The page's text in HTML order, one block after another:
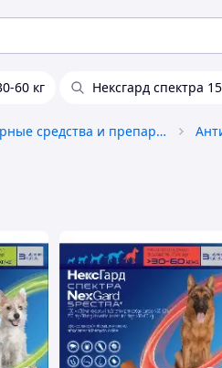
60 кг Нексгард спектра
Ветеринарные средства и препараты